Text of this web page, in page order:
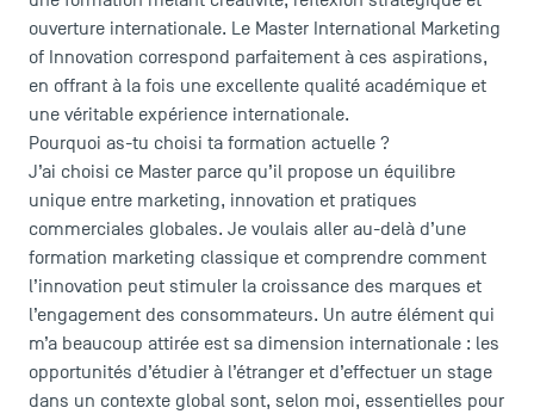
ouverture internationale. Le Master International Marketing
of Innovation correspond parfaitement à ces aspirations,
en offrant à la fois une excellente qualité académique et
une véritable expérience internationale.
Pourquoi as-tu choisi ta formation actuelle ?
J’ai choisi ce Master parce qu’il propose un équilibre
unique entre marketing, innovation et pratiques
commerciales globales. Je voulais aller au-delà d’une
formation marketing classique et comprendre comment
l’innovation peut stimuler la croissance des marques et
l’engagement des consommateurs. Un autre élément qui
m’a beaucoup attirée est sa dimension internationale : les
opportunités d’étudier à l’étranger et d’effectuer un stage
dans un contexte global sont, selon moi, essentielles pour